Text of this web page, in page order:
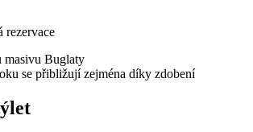
rezervace
masivu Buglaty
se přibližují zejména díky zdobení